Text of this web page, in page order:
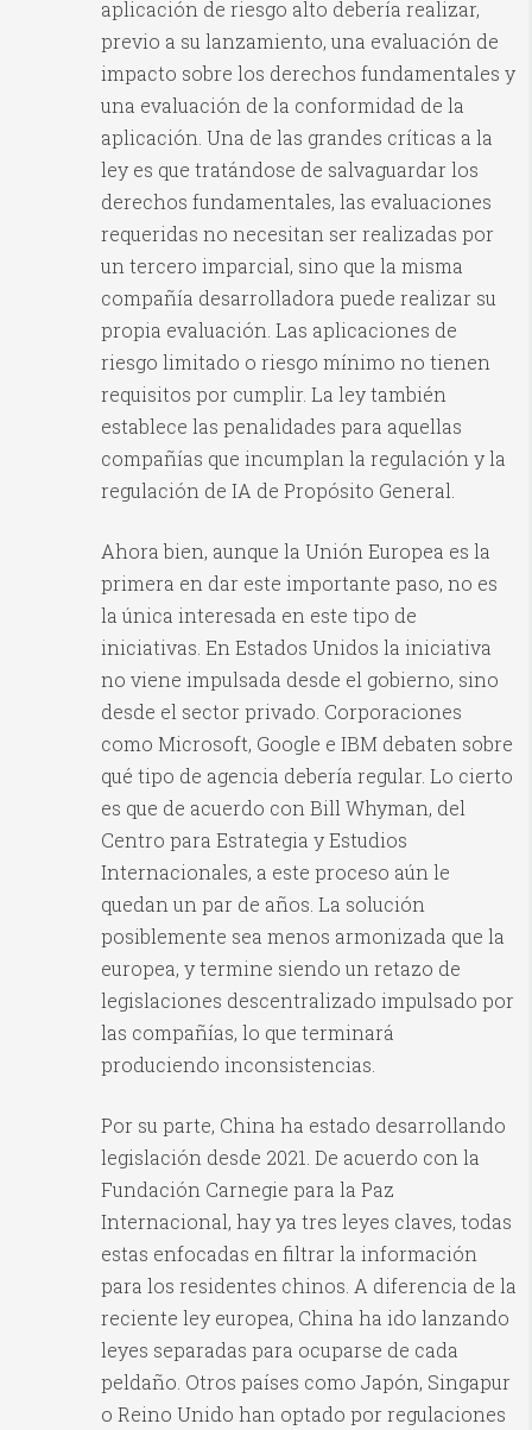
aplicación de riesgo alto debería realizar,
previo a su lanzamiento, una evaluación de
impacto sobre los derechos fundamentales y
una evaluación de la conformidad de la
aplicación. Una de las grandes críticas a la
ley es que tratándose de salvaguardar los
derechos fundamentales, las evaluaciones
requeridas no necesitan ser realizadas por
un tercero imparcial, sino que la misma
compañía desarrolladora puede realizar su
propia evaluación. Las aplicaciones de
riesgo limitado o riesgo mínimo no tienen
requisitos por cumplir. La ley también
establece las penalidades para aquellas
compañías que incumplan la regulación y la
regulación de IA de Propósito General.
Ahora bien, aunque la Unión Europea es la
primera en dar este importante paso, no es
la única interesada en este tipo de
iniciativas. En Estados Unidos la iniciativa
no viene impulsada desde el gobierno, sino
desde el sector privado. Corporaciones
como Microsoft, Google e IBM debaten sobre
qué tipo de agencia debería regular. Lo cierto
es que de acuerdo con Bill Whyman, del
Centro para Estrategia y Estudios
Internacionales, a este proceso aún le
quedan un par de años. La solución
posiblemente sea menos armonizada que la
europea, y termine siendo un retazo de
legislaciones descentralizado impulsado por
las compañías, lo que terminará
produciendo inconsistencias.
Por su parte, China ha estado desarrollando
legislación desde 2021. De acuerdo con la
Fundación Carnegie para la Paz
Internacional, hay ya tres leyes claves, todas
estas enfocadas en filtrar la información
para los residentes chinos. A diferencia de la
reciente ley europea, China ha ido lanzando
leyes separadas para ocuparse de cada
peldaño. Otros países como Japón, Singapur
o Reino Unido han optado por regulaciones